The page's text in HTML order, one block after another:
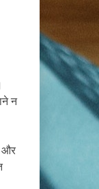
न
और